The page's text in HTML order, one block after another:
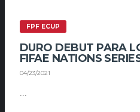
FPF ECUP
DURO DEBUT PARA
FIFAE NATIONS
04/23/2021
...